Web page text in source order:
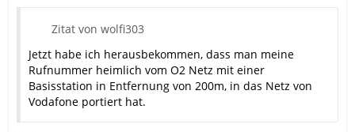
Zitat von wolfi303
Jetzt habe ich herausbekommen, dass man meine
Rufnummer heimlich vom O2 Netz mit einer
Basisstation in Entfernung von 200m, in das Netz von
Vodafone portiert hat.